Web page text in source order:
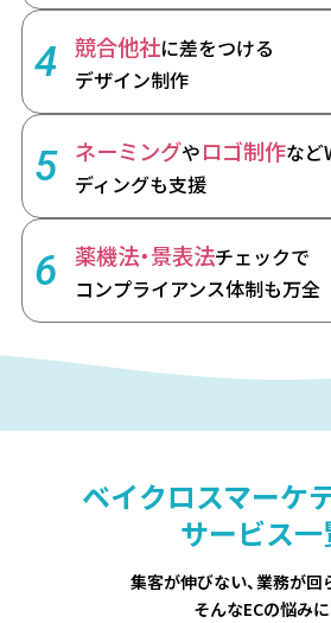
4 競合他社に差をつける
デザイン制作
5 ネーミングやロゴ制作など
ディングも支援
6 薬機法・景表法チェックで
コンプライアンス体制も万全
ベイクロスマーケ
サービス一
集客が伸びない、業務が回
そんなECの悩みに